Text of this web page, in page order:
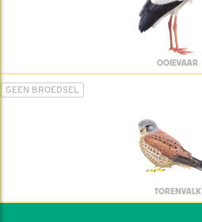
OOIEVAAR
GEEN BROEDSEL
TORENVALK